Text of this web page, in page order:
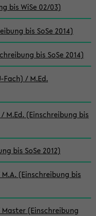
bis WiSe 02/03)
bis SoSe 2014)
bis SoSe 2014)
Fach) / M.Ed.
(Einschreibung bis
bis SoSe 2012)
(Einschreibung bis
(Einschreibung